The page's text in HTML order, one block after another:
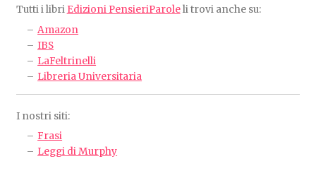
Tutti i libri Edizioni PensieriParoleli trovi anche su:
Amazon
IBS
LaFeltrinelli
Libreria Universitaria
I nostri siti:
Frasi
Leggi di Murphy